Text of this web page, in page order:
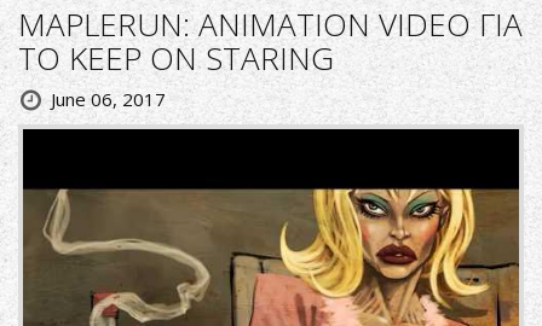
MAPLERUN: ANIMATION VIDEO ΓΙΑ
ΤΟ KEEP ON STARING
June 06, 2017